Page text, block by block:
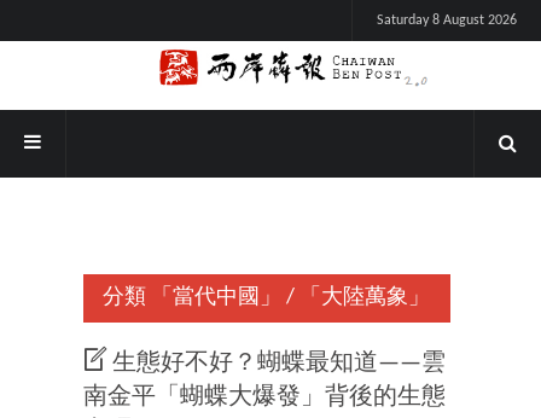
Saturday 8 August 2026
分類 「當代中國」 / 「大陸萬象」
生態好不好？蝴蝶最知道——雲
南金平「蝴蝶大爆發」背後的生態